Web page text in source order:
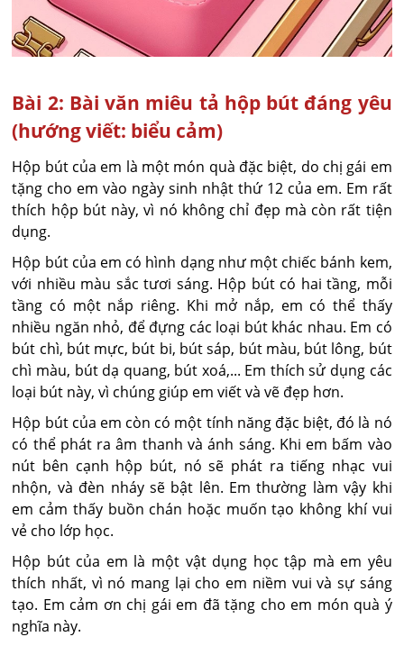
Bài 2: Bài văn miêu tả hộp bút đáng yêu
(hướng viết: biểu cảm)
Hộp bút của em là một món quà đặc biệt, do chị gái em
tặng cho em vào ngày sinh nhật thứ 12 của em. Em rất
thích hộp bút này, vì nó không chỉ đẹp mà còn rất tiện
dụng.
Hộp bút của em có hình dạng như một chiếc bánh kem,
với nhiều màu sắc tươi sáng. Hộp bút có hai tầng, mỗi
tầng có một nắp riêng. Khi mở nắp, em có thể thấy
nhiều ngăn nhỏ, để đựng các loại bút khác nhau. Em có
bút chì, bút mực, bút bi, bút sáp, bút màu, bút lông, bút
chì màu, bút dạ quang, bút xoá,... Em thích sử dụng các
loại bút này, vì chúng giúp em viết và vẽ đẹp hơn.
Hộp bút của em còn có một tính năng đặc biệt, đó là nó
có thể phát ra âm thanh và ánh sáng. Khi em bấm vào
nút bên cạnh hộp bút, nó sẽ phát ra tiếng nhạc vui
nhộn, và đèn nháy sẽ bật lên. Em thường làm vậy khi
em cảm thấy buồn chán hoặc muốn tạo không khí vui
vẻ cho lớp học.
Hộp bút của em là một vật dụng học tập mà em yêu
thích nhất, vì nó mang lại cho em niềm vui và sự sáng
tạo. Em cảm ơn chị gái em đã tặng cho em món quà ý
nghĩa này.